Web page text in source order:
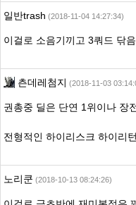
일반trash (2018-11-04 14:27:34)
이걸로 소음기끼고 3쿼드 닦음
츤데레첨지 (2018-11-03
권총중 딜은 단연 1위이나 장
전형적인 하이리스크 하이리턴
노리쿤 (2018-10-13 08:24:26)